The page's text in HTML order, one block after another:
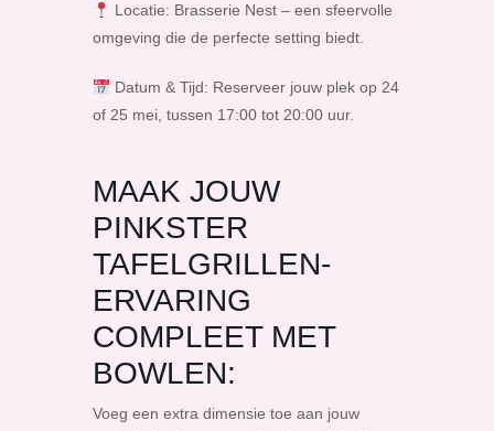
Locatie: Brasserie Nest – een sfeervolle
omgeving die de perfecte setting biedt.
Datum & Tijd: Reserveer jouw plek op 24
of 25 mei, tussen 17:00 tot 20:00 uur.
MAAK JOUW
PINKSTER
TAFELGRILLEN-
ERVARING
COMPLEET MET
BOWLEN:
Voeg een extra dimensie toe aan jouw